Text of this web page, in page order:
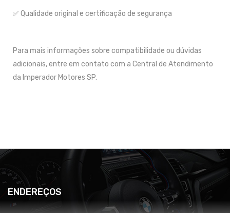
✅ Qualidade original e certificação de segurança
Para mais informações sobre compatibilidade ou dúvidas
adicionais, entre em contato com a Central de Atendimento
da Imperador Motores SP.
ENDEREÇOS